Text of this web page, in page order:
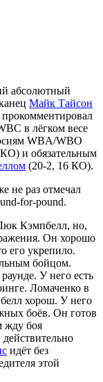
абсолютный
Майк Тайсон
прокомментировал
в лёгком весе
WBA/WBO
и обязательным
(20-2, 16 КО).
не раз отмечал
for-pound.
Кэмпбелл, но,
Он хорошо
его укрепило.
бойцом.
У него есть
Ломаченко в
хорош. У него
боёв. Он готов
жду боя
идёт без
этой